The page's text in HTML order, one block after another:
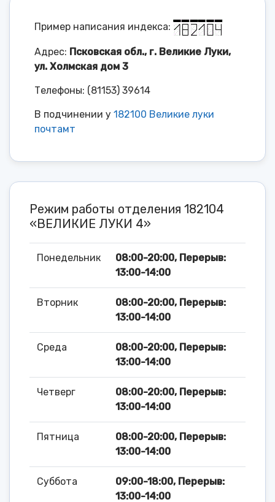
Пример написания индекса:
Адрес: Псковская обл., г. Великие Луки,
ул. Холмская дом 3
Телефоны: (81153) 39614
В подчинении у 182100 Великие луки
почтамт
Режим работы отделения 182104
«ВЕЛИКИЕ ЛУКИ 4»
Понедельник
08:00-20:00, Перерыв:
13:00-14:00
Вторник
08:00-20:00, Перерыв:
13:00-14:00
Среда
08:00-20:00, Перерыв:
13:00-14:00
Четверг
08:00-20:00, Перерыв:
13:00-14:00
Пятница
08:00-20:00, Перерыв:
13:00-14:00
Суббота
09:00-18:00, Перерыв:
13:00-14:00